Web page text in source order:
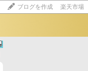
ブログを作成 楽天市場